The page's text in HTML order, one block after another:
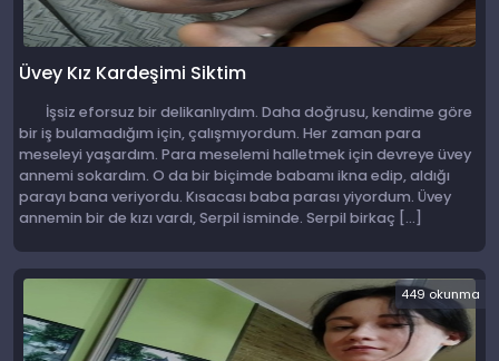
Üvey Kız Kardeşimi Siktim
İşsiz eforsuz bir delikanlıydım. Daha doğrusu, kendime göre
bir iş bulamadığım için, çalışmıyordum. Her zaman para
meseleyi yaşardım. Para meselemi halletmek için devreye üvey
annemi sokardım. O da bir biçimde babamı ikna edip, aldığı
parayı bana veriyordu. Kısacası baba parası yiyordum. Üvey
annemin bir de kızı vardı, Serpil isminde. Serpil birkaç […]
449 okunma